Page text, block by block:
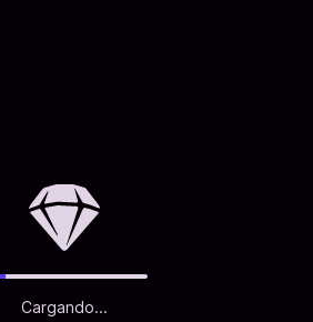
Cargando...